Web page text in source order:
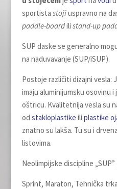
sportista stojiuspravno na
paddle-boardili stand-up
SUP daske se generalno
na naduvavanje (SUP/iSUP).
Postoje različiti dizajni vesla:
imaju aluminijumsku osovinu
oštricu. Kvalitetnija vesla su
od stakloplastike ili plastike
znatno su lakša. Tu su i
listovima.
Neolimpijske discipline
Sprint, Maraton, Tehnička